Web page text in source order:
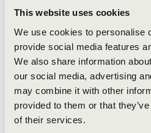
This website uses cookies
We use cookies to personalise
provide social media features
We also share information
our social media, advertising
may combine it with other
provided to them or that
of their services.
Magyar Nemzeti
Kórus. Számos
szerencséje
Lachenmann,
Pályafutása
volt asszisztens
Filharmonikus
Szimfonikus